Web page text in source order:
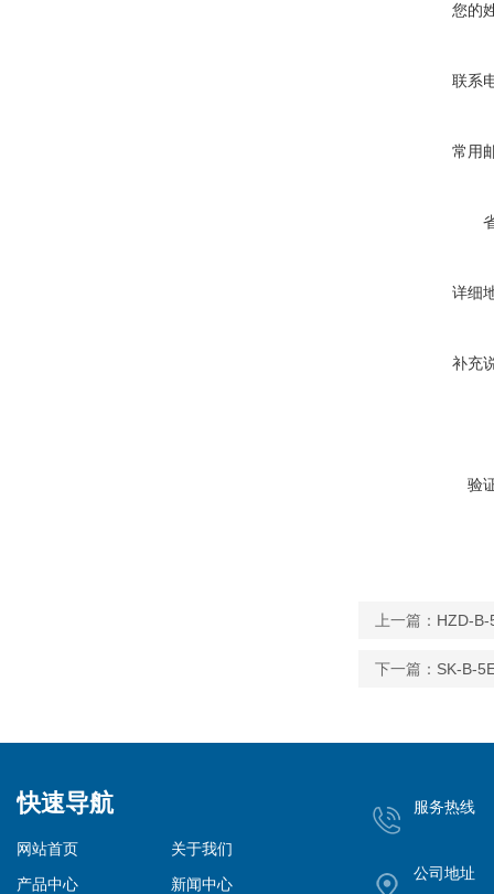
您的
联系
常用
详细
补充
验
上一篇： HZD-B-
下一篇： SK-B-
快速导航
网站首页
关于我们
产品中心
新闻中心
服务热线
公司地址